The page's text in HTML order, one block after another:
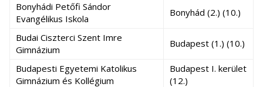
Bonyhádi Petőfi Sándor
Evangélikus Iskola
Bonyhád (2.) (10.)
Budai Ciszterci Szent Imre
Gimnázium
Budapest (1.) (10.)
Budapesti Egyetemi Katolikus
Gimnázium és Kollégium
Budapest I. kerület
(12.)